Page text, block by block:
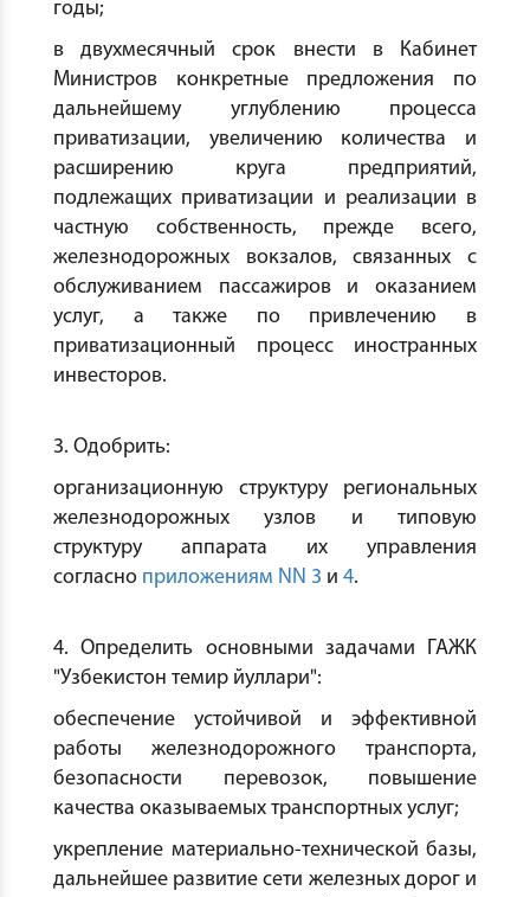
годы;
в двухмесячный срок внести в Кабинет
Министров конкретные предложения по
дальнейшему углублению процесса
приватизации, увеличению количества и
расширению круга предприятий,
подлежащих приватизации и реализации в
частную собственность, прежде всего,
железнодорожных вокзалов, связанных с
обслуживанием пассажиров и оказанием
услуг, а также по привлечению в
приватизационный процесс иностранных
инвесторов.
3. Одобрить:
организационную структуру региональных
железнодорожных узлов и типовую
структуру аппарата их управления
согласно приложениям NN 3 и 4.
4. Определить основными задачами ГАЖК
"Узбекистон темир йуллари":
обеспечение устойчивой и эффективной
работы железнодорожного транспорта,
безопасности перевозок, повышение
качества оказываемых транспортных услуг;
укрепление материально-технической базы,
дальнейшее развитие сети железных дорог и